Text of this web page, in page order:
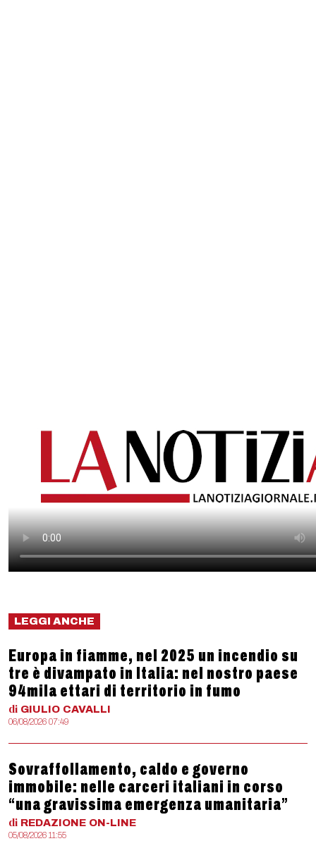
LEGGI ANCHE
Europa in fiamme, nel 2025 un incendio su
tre è divampato in Italia: nel nostro paese
94mila ettari di territorio in fumo
di GIULIO CAVALLI
06/08/2026 07:49
Sovraffollamento, caldo e governo
immobile: nelle carceri italiani in corso
“una gravissima emergenza umanitaria”
di REDAZIONE ON-LINE
05/08/2026 11:55